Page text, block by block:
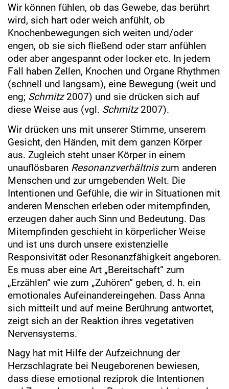
Wir können fühlen, ob das Gewebe, das berührt
wird, sich hart oder weich anfühlt, ob
Knochenbewegungen sich weiten und/oder
engen, ob sie sich fließend oder starr anfühlen
oder aber angespannt oder locker etc. In jedem
Fall haben Zellen, Knochen und Organe Rhythmen
(schnell und langsam), eine Bewegung (weit und
eng; Schmitz2007) und sie drücken sich auf
diese Weise aus (vgl. Schmitz2007).
Wir drücken uns mit unserer Stimme, unserem
Gesicht, den Händen, mit dem ganzen Körper
aus. Zugleich steht unser Körper in einem
unauflösbaren Resonanzverhältniszum anderen
Menschen und zur umgebenden Welt. Die
Intentionen und Gefühle, die wir in Situationen mit
anderen Menschen erleben oder mitempfinden,
erzeugen daher auch Sinn und Bedeutung. Das
Mitempfinden geschieht in körperlicher Weise
und ist uns durch unsere existenzielle
Responsivität oder Resonanzfähigkeit angeboren.
Es muss aber eine Art „Bereitschaft“ zum
„Erzählen“ wie zum „Zuhören“ geben, d. h. ein
emotionales Aufeinandereingehen. Dass Anna
sich mitteilt und auf meine Berührung antwortet,
zeigt sich an der Reaktion ihres vegetativen
Nervensystems.
Nagy hat mit Hilfe der Aufzeichnung der
Herzschlagrate bei Neugeborenen bewiesen,
dass diese emotional reziprok die Intentionen